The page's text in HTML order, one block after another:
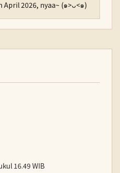
April 2026, nyaa~ (๑>ᴗ<๑)
16.49 WIB